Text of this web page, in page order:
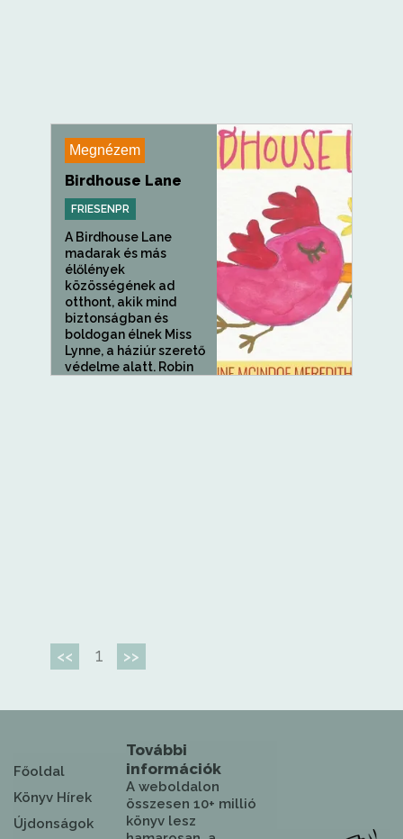
Megnézem
Birdhouse Lane
FRIESENPR
A Birdhouse Lane
madarak és más
élőlények
közösségének ad
otthont, akik mind
biztonságban és
boldogan élnek Miss
Lynne, a háziúr szerető
védelme alatt. Robin
<< 1 >>
Főoldal
Könyv Hírek
Újdonságok
További
információk
A weboldalon
összesen 10+ millió
könyv lesz